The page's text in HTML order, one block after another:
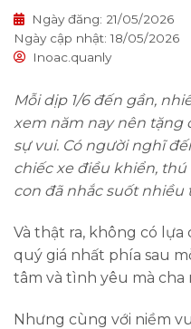
Ngày đăng: 21/05/2026
Ngày cập nhật: 18/05/2026
Inoac.quanly
Mỗi dịp 1/6 đến gần,
xem năm nay nên tặng
sự vui. Có người nghĩ
chiếc xe điều khiển,
con đã nhắc suốt nhiều
Và thật ra, không có lựa
quý giá nhất phía sau
tâm và tình yêu mà cha
Nhưng cùng với niềm